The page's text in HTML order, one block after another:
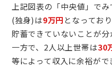
上記図表の「中央値」で
(独身)は9万円 となってお
貯蓄できていないことが分
一方で、2人以上世帯は30
等によって収入に余裕が